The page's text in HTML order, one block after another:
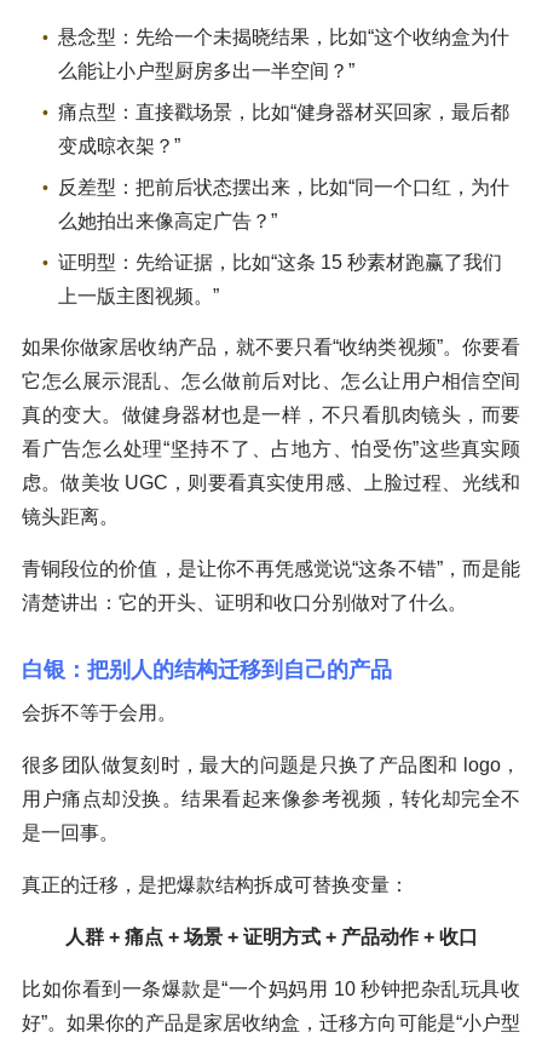
悬念型：先给一个未揭晓结果，比如“这个收纳盒为什
么能让小户型厨房多出一半空间？”
痛点型：直接戳场景，比如“健身器材买回家，最后都
变成晾衣架？”
反差型：把前后状态摆出来，比如“同一个口红，为什
么她拍出来像高定广告？”
证明型：先给证据，比如“这条 15 秒素材跑赢了我们
上一版主图视频。”
如果你做家居收纳产品，就不要只看“收纳类视频”。你要看
它怎么展示混乱、怎么做前后对比、怎么让用户相信空间
真的变大。做健身器材也是一样，不只看肌肉镜头，而要
看广告怎么处理“坚持不了、占地方、怕受伤”这些真实顾
虑。做美妆 UGC，则要看真实使用感、上脸过程、光线和
镜头距离。
青铜段位的价值，是让你不再凭感觉说“这条不错”，而是能
清楚讲出：它的开头、证明和收口分别做对了什么。
白银：把别人的结构迁移到自己的产品
会拆不等于会用。
很多团队做复刻时，最大的问题是只换了产品图和 logo，
用户痛点却没换。结果看起来像参考视频，转化却完全不
是一回事。
真正的迁移，是把爆款结构拆成可替换变量：
人群 + 痛点 + 场景 + 证明方式 + 产品动作 + 收口
比如你看到一条爆款是“一个妈妈用 10 秒钟把杂乱玩具收
好”。如果你的产品是家居收纳盒，迁移方向可能是“小户型